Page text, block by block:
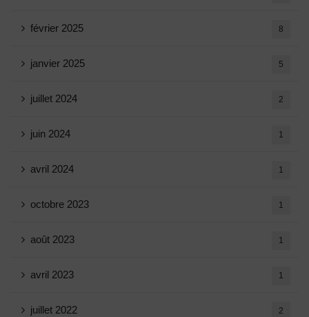
février 2025 8
janvier 2025 5
juillet 2024 2
juin 2024 1
avril 2024 1
octobre 2023 1
août 2023 1
avril 2023 1
juillet 2022 2